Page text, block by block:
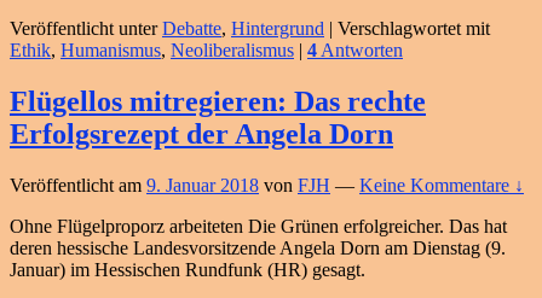
Veröffentlicht unter Debatte, Hintergrund | Verschlagwortet mit
Ethik, Humanismus, Neoliberalismus | 4 Antworten
Flügellos mitregieren: Das rechte
Erfolgsrezept der Angela Dorn
Veröffentlicht am 9. Januar 2018 von FJH — Keine Kommentare ↓
Ohne Flügelproporz arbeiteten Die Grünen erfolgreicher. Das hat
deren hessische Landesvorsitzende Angela Dorn am Dienstag (9.
Januar) im Hessischen Rundfunk (HR) gesagt.